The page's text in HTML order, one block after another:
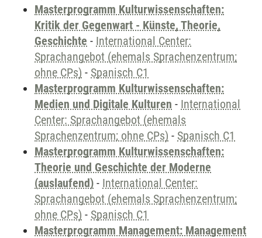
Masterprogramm Kulturwissenschaften:
Kritik der Gegenwart - Künste, Theorie,
Geschichte - International Center:
Sprachangebot (ehemals Sprachenzentrum;
ohne CPs) - Spanisch C1
Masterprogramm Kulturwissenschaften:
Medien und Digitale Kulturen - International
Center: Sprachangebot (ehemals
Sprachenzentrum; ohne CPs) - Spanisch C1
Masterprogramm Kulturwissenschaften:
Theorie und Geschichte der Moderne
(auslaufend) - International Center:
Sprachangebot (ehemals Sprachenzentrum;
ohne CPs) - Spanisch C1
Masterprogramm Management: Management